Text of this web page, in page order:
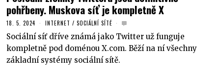
pohřbeny. Muskova síť je kompletně X
18. 5. 2024 INTERNET / SOCIÁLNÍ SÍTĚ
Sociální síť dříve známá jako Twitter už funguje
kompletně pod doménou X.com. Běží na ní všechny
základní systémy sociální sítě.